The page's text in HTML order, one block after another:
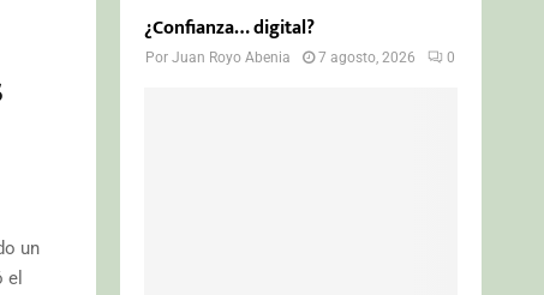
un
el
¿Confianza… digital?
PorJuan Royo Abenia 7 agosto, 2026 0